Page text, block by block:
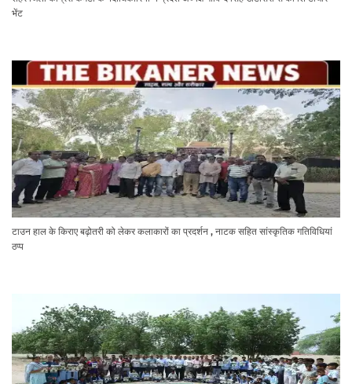
भेंट
टाउन हाल के किराए बढ़ोतरी को लेकर कलाकारों का प्रदर्शन , नाटक सहित सांस्कृतिक गतिविधियां
ठप्प